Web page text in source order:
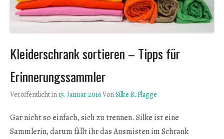
Kleiderschrank sortieren – Tipps für
Erinnerungssammler
Veröffentlicht in15. Januar 2016VonSilke R. Plagge
Gar nicht so einfach, sich zu trennen. Silke ist eine
Sammlerin, darum fällt ihr das Ausmisten im Schrank